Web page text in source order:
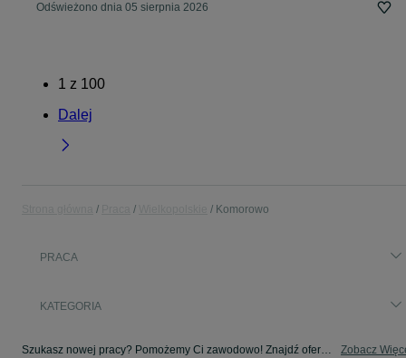
Odświeżono dnia 05 sierpnia 2026
1 z 100
Dalej
Komorowo
PRACA
KATEGORIA
Szukasz nowej pracy? Pomożemy Ci zawodowo! Znajdź ofertę dla siebie w kategorii Praca na OLX - Komorowo i okolice! Zobacz